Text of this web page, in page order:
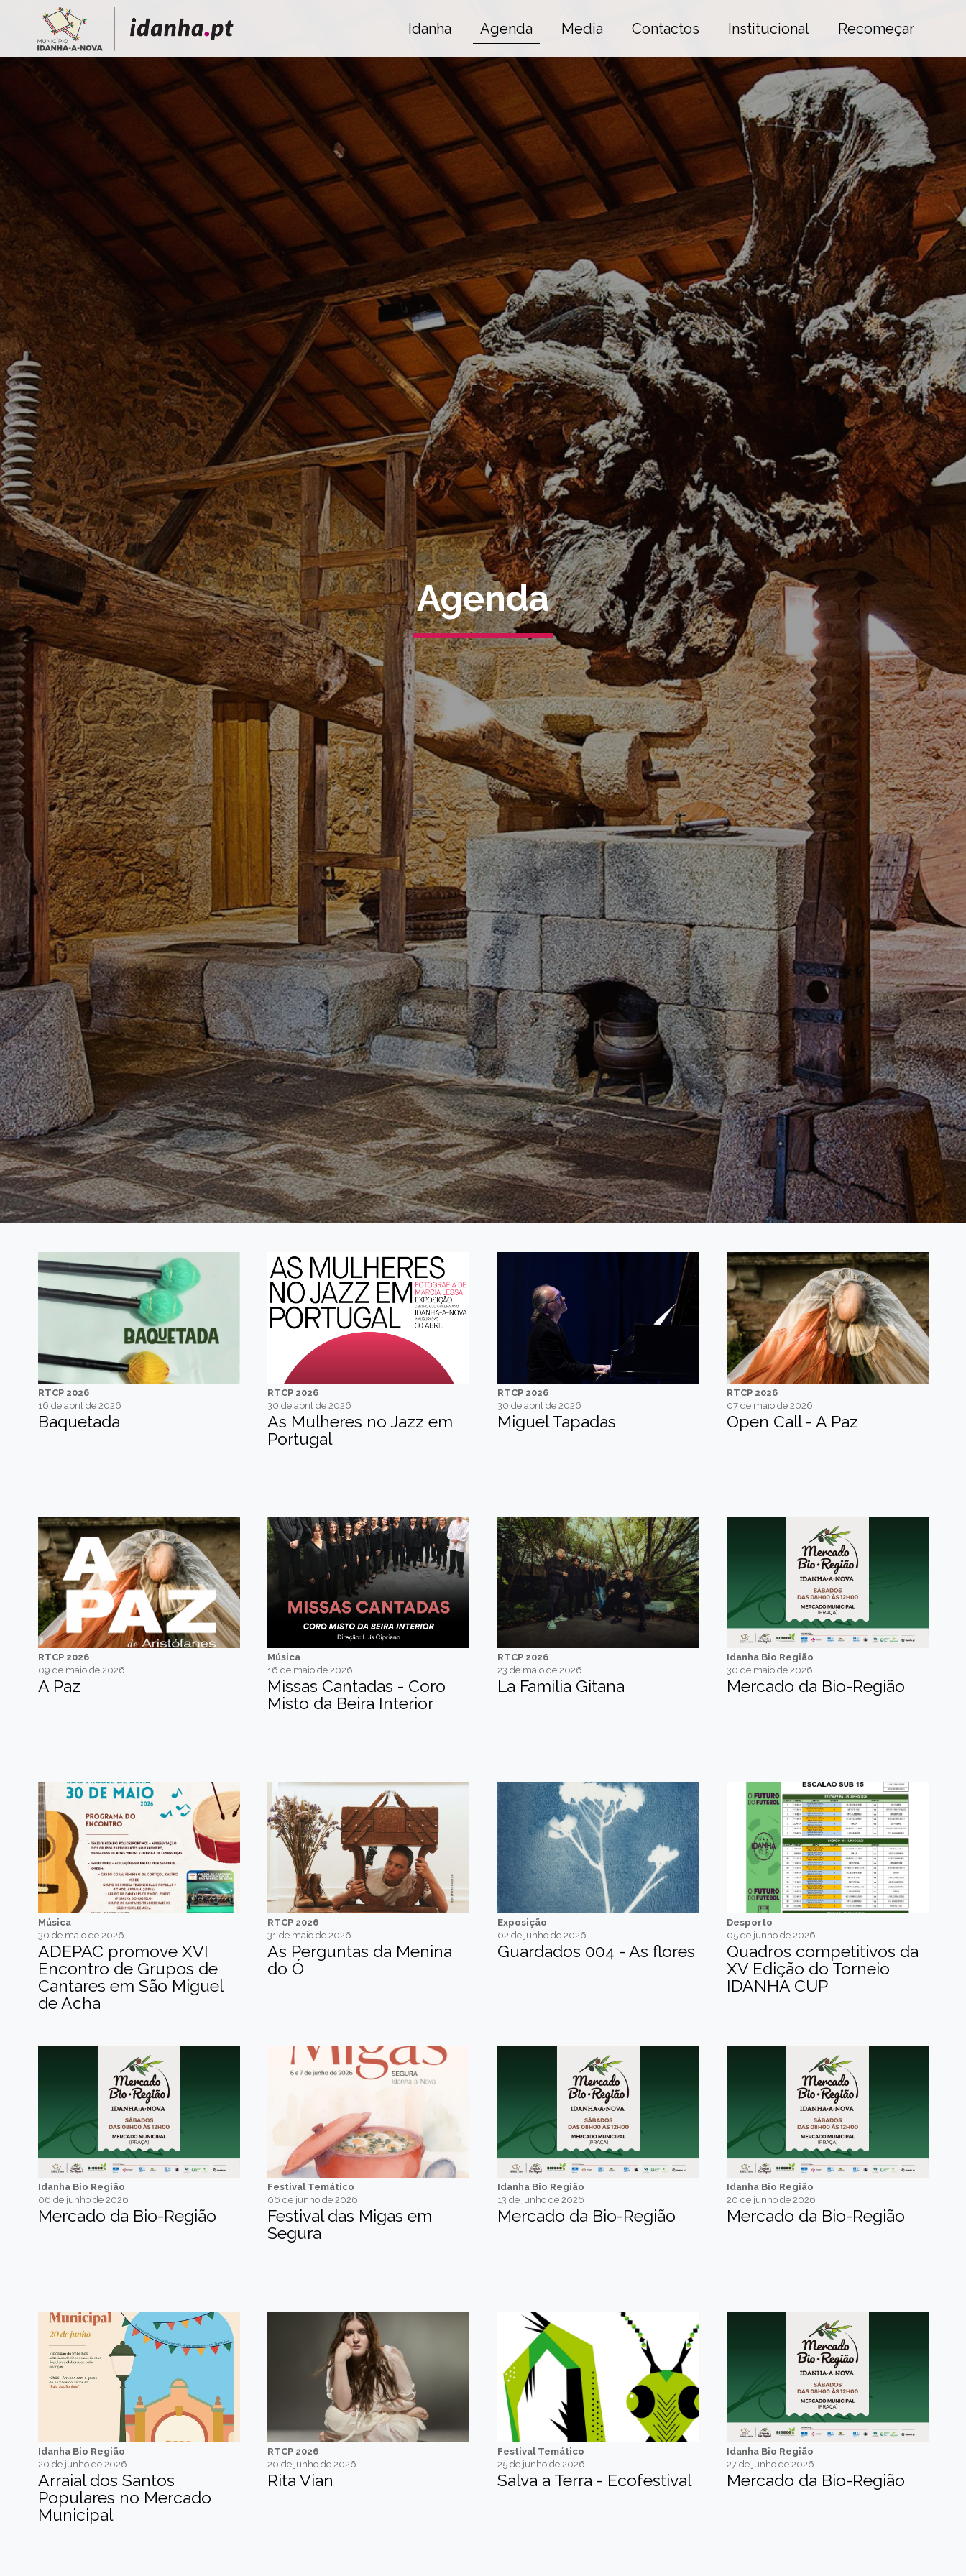
Idanha Agenda Media Contactos Institucional Recomeçar
Agenda
RTCP 2026
16 de abril de 2026
Baquetada
RTCP 2026
30 de abril de 2026
As Mulheres no Jazz em
Portugal
RTCP 2026
30 de abril de 2026
Miguel Tapadas
RTCP 2026
07 de maio de 2026
Open Call - A Paz
RTCP 2026
09 de maio de 2026
A Paz
Música
16 de maio de 2026
Missas Cantadas - Coro
Misto da Beira Interior
RTCP 2026
23 de maio de 2026
La Familia Gitana
Idanha Bio Região
30 de maio de 2026
Mercado da Bio-Região
Música
30 de maio de 2026
ADEPAC promove XVI
Encontro de Grupos de
Cantares em São Miguel
de Acha
RTCP 2026
31 de maio de 2026
As Perguntas da Menina
do Ó
Exposição
02 de junho de 2026
Guardados 004 - As flores
Desporto
05 de junho de 2026
Quadros competitivos da
XV Edição do Torneio
IDANHA CUP
Idanha Bio Região
06 de junho de 2026
Mercado da Bio-Região
Festival Temático
06 de junho de 2026
Festival das Migas em
Segura
Idanha Bio Região
13 de junho de 2026
Mercado da Bio-Região
Idanha Bio Região
20 de junho de 2026
Mercado da Bio-Região
Idanha Bio Região
20 de junho de 2026
Arraial dos Santos
Populares no Mercado
Municipal
RTCP 2026
20 de junho de 2026
Rita Vian
Festival Temático
25 de junho de 2026
Salva a Terra - Ecofestival
Idanha Bio Região
27 de junho de 2026
Mercado da Bio-Região